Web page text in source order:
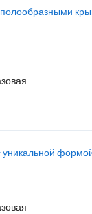
уникальной